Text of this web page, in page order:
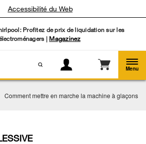
Profitez de prix de liquidation sur les
| Magazinez
Accessibilité du Web
Menu
Comment mettre en marche la machine à glaçons